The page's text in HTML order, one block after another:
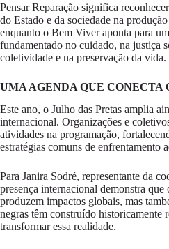
Pensar Reparação significa
do Estado e da sociedade na
enquanto o Bem Viver aponta para
fundamentado no cuidado, na justiça
coletividade e na preservação da vida.
UMA AGENDA QUE CONECTA
Este ano, o Julho das Pretas amplia
internacional. Organizações e
atividades na programação,
estratégias comuns de enfrentamento
Para Janira Sodré, representante da
presença internacional demonstra
produzem impactos globais, mas
negras têm construído historicamente
transformar essa realidade.